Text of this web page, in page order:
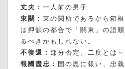
丈夫： 一人前の男子
東關： 東の関所であるから箱
は押韻の都合で「關東」の語
るべきかもしれない。
不復還： 部分否定。二度とは～
報國盡忠： 国の恩に報い、忠義